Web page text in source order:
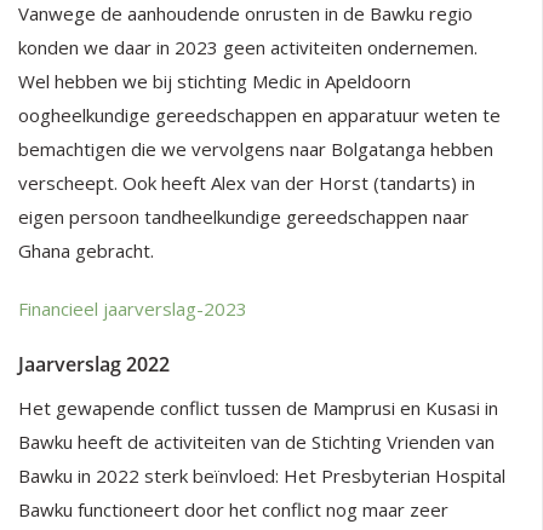
Vanwege de aanhoudende onrusten in de Bawku regio
konden we daar in 2023 geen activiteiten ondernemen.
Wel hebben we bij stichting Medic in Apeldoorn
oogheelkundige gereedschappen en apparatuur weten te
bemachtigen die we vervolgens naar Bolgatanga hebben
verscheept. Ook heeft Alex van der Horst (tandarts) in
eigen persoon tandheelkundige gereedschappen naar
Ghana gebracht.
Financieel jaarverslag-2023
Jaarverslag 2022
Het gewapende conflict tussen de Mamprusi en Kusasi in
Bawku heeft de activiteiten van de Stichting Vrienden van
Bawku in 2022 sterk beïnvloed: Het Presbyterian Hospital
Bawku functioneert door het conflict nog maar zeer